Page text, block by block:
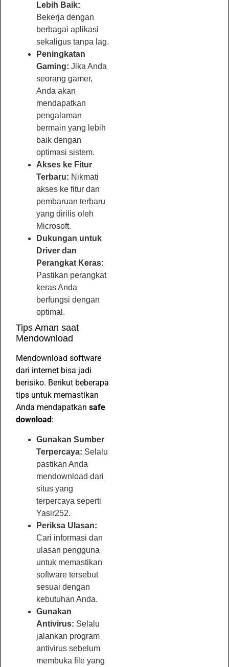
Lebih Baik:
Bekerja dengan
berbagai aplikasi
sekaligus tanpa lag.
Peningkatan
Gaming: Jika Anda
seorang gamer,
Anda akan
mendapatkan
pengalaman
bermain yang lebih
baik dengan
optimasi sistem.
Akses ke Fitur
Terbaru: Nikmati
akses ke fitur dan
pembaruan terbaru
yang dirilis oleh
Microsoft.
Dukungan untuk
Driver dan
Perangkat Keras:
Pastikan perangkat
keras Anda
berfungsi dengan
optimal.
Tips Aman saat
Mendownload
Mendownload software
dari internet bisa jadi
berisiko. Berikut beberapa
tips untuk memastikan
Anda mendapatkan safe
download :
Gunakan Sumber
Terpercaya: Selalu
pastikan Anda
mendownload dari
situs yang
terpercaya seperti
Yasir252.
Periksa Ulasan:
Cari informasi dan
ulasan pengguna
untuk memastikan
software tersebut
sesuai dengan
kebutuhan Anda.
Gunakan
Antivirus: Selalu
jalankan program
antivirus sebelum
membuka file yang